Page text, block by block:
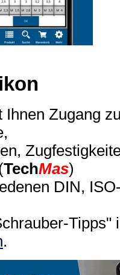
Zugang
TechMas)
DIN,
Tipps"
.